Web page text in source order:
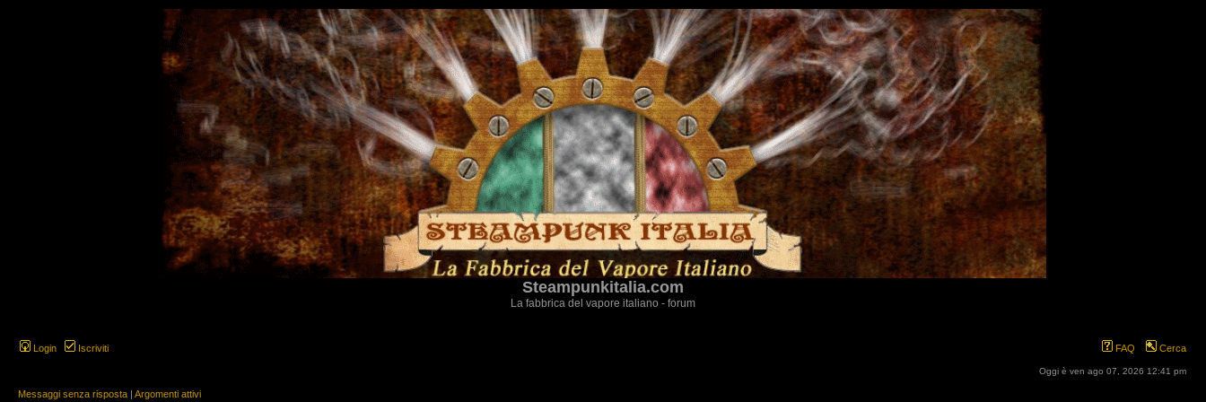
Steampunkitalia.com
La fabbrica del vapore italiano - forum
Login Iscriviti FAQ Cerca
Oggi è ven ago 07, 2026 12:41 pm
Messaggi senza risposta | Argomenti attivi